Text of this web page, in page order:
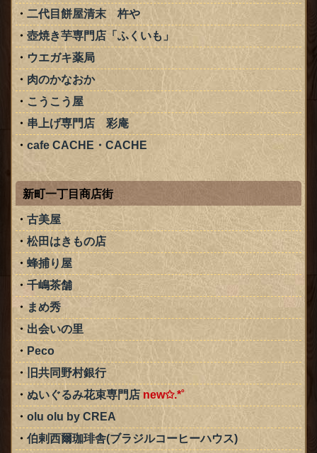
二代目餅屋清末 杵や
壺焼き芋専門店「ふくいも」
ウエガキ薬局
肉のかなおか
こうこう屋
串上げ専門店 彩庵
cafe CACHE・CACHE
新町一丁目商店街
古美屋
松田はきもの店
蜂捕り屋
千嶋茶舗
まめ秀
出会いの里
Peco
旧共同野村銀行
ぬいぐるみ花束専門店 new✩.*˚
olu olu by CREA
伯剌西爾珈琲舎(ブラジルコーヒーハウス)